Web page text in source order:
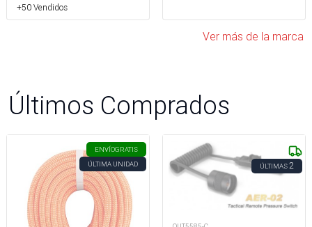
+50 Vendidos
Ver más de la marca
Últimos Comprados
ENVÍOGRATIS
ÚLTIMA UNIDAD
ÚLTIMAS2